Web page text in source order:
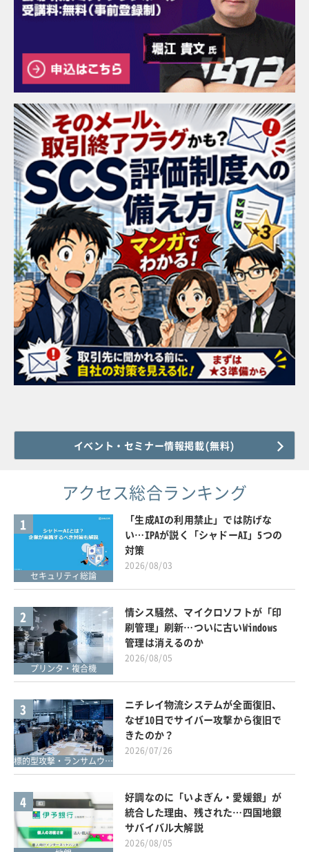
イベント・セミナー情報掲載(無料)
アクセス総合ランキング
1
セキュリティ総論
「生成AIの利用禁止」では防げな
い…IPAが説く「シャドーAI」5つの
対策
2026/08/03
2
プリンタ・複合機
情シス騒然、マイクロソフトが「印
刷管理」刷新…ついに古いWindows
管理は消えるのか
2026/08/05
3
標的型攻撃・ランサムウェア対策
ニチレイ物流システムが全面復旧、
なぜ10日でサイバー攻撃から復旧で
きたのか？
2026/07/26
4
好調なのに「いよぎん・愛媛銀」が
統合した理由、残された…四国地銀
サバイバル大解説
2026/08/05